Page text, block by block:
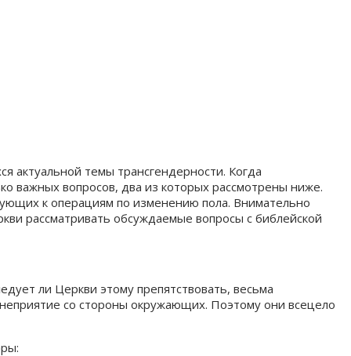
актуальной темы трансгендерности. Когда
важных вопросов, два из которых рассмотрены ниже.
к операциям по изменению пола. Внимательно
рассматривать обсуждаемые вопросы с библейской
ли Церкви этому препятствовать, весьма
со стороны окружающих. Поэтому они всецело